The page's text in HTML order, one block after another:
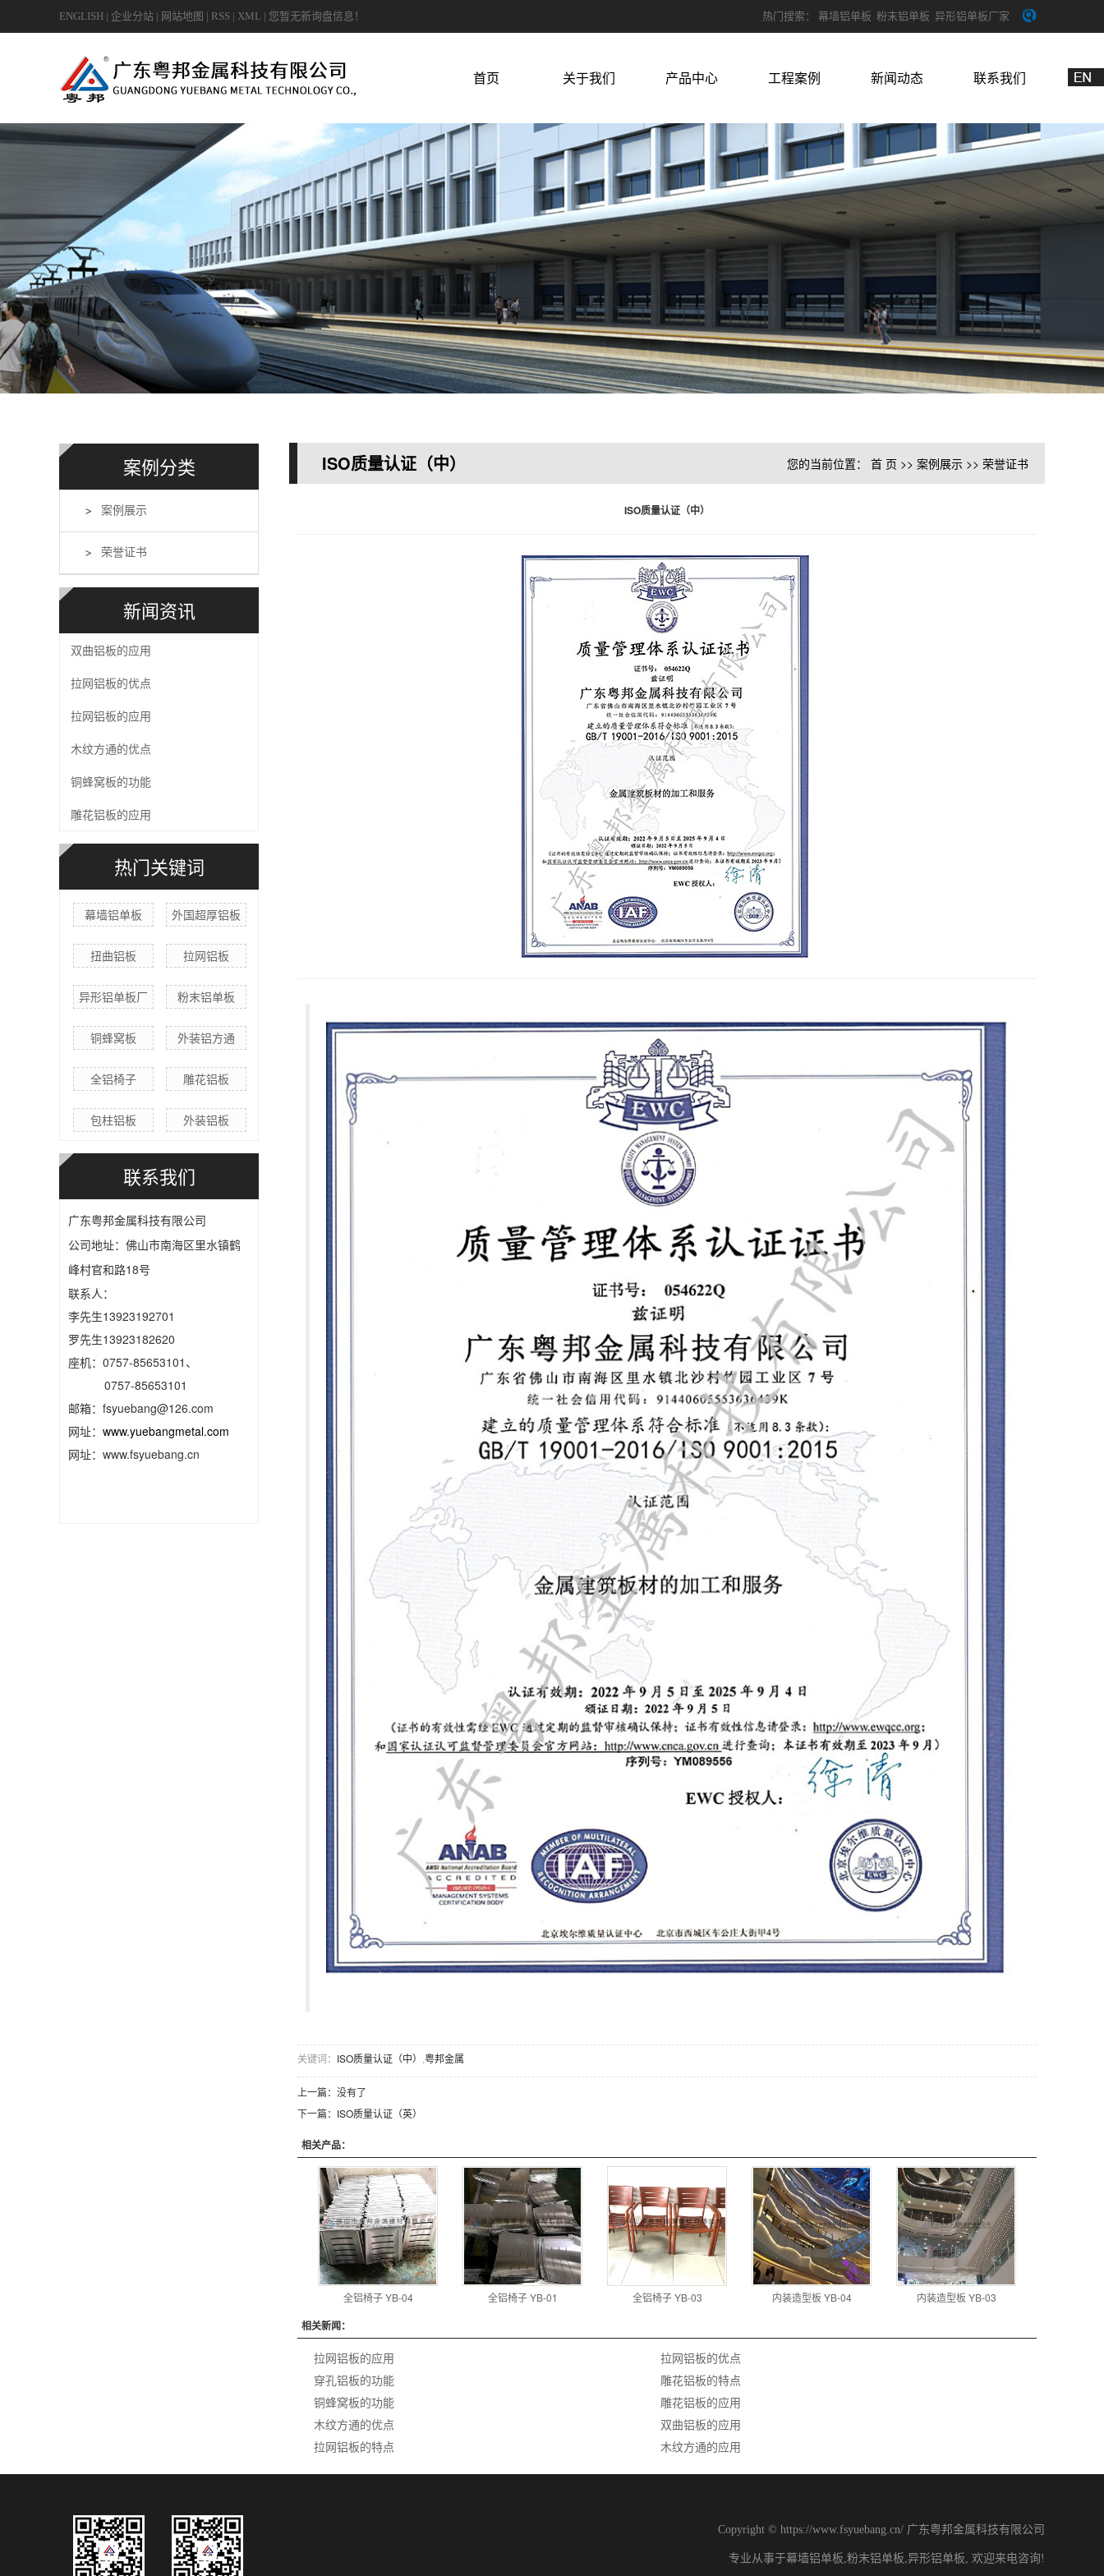
ENGLISH | 企业分站 | 网站地图 | RSS | XML | 您暂无新询盘信息！ 热门搜索： 幕墙铝单板 粉末铝单板 异形铝单板厂家
首页 关于我们 产品中心 工程案例 新闻动态 联系我们
案例分类
案例展示
荣誉证书
新闻资讯
双曲铝板的应用
拉网铝板的优点
拉网铝板的应用
木纹方通的优点
铜蜂窝板的功能
雕花铝板的应用
热门关键词
幕墙铝单板 外国超厚铝板
扭曲铝板 拉网铝板
异形铝单板厂 粉末铝单板
铜蜂窝板 外装铝方通
全铝椅子 雕花铝板
包柱铝板 外装铝板
联系我们
广东粤邦金属科技有限公司
公司地址：佛山市南海区里水镇鹤
峰村官和路18号
联系人：
李先生13923192701
罗先生13923182620
座机：0757-85653101、
0757-85653101
邮箱：fsyuebang@126.com
网址： www.yuebangmetal.com
网址：www.fsyuebang.cn
ISO质量认证（中） 您的当前位置： 首 页 >> 案例展示 >> 荣誉证书
ISO质量认证（中）
关键词： ISO质量认证（中） 粤邦金属
上一篇：没有了
下一篇： ISO质量认证（英）
相关产品：
全铝椅子 YB-04 全铝椅子 YB-01 全铝椅子 YB-03 内装造型板 YB-04 内装造型板 YB-03
相关新闻：
拉网铝板的应用
拉网铝板的优点
穿孔铝板的功能
雕花铝板的特点
铜蜂窝板的功能
雕花铝板的应用
木纹方通的优点
双曲铝板的应用
拉网铝板的特点
木纹方通的应用
Copyright © https://www.fsyuebang.cn/ 广东粤邦金属科技有限公司
专业从事于幕墙铝单板,粉末铝单板,异形铝单板, 欢迎来电咨询!